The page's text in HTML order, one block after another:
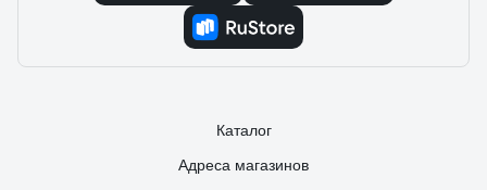
Каталог
Адреса магазинов